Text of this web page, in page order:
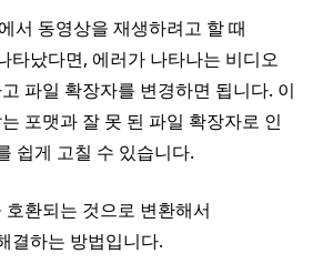
서 동영상을 재생하려고 할 때
타났다면, 에러가 나타나는 비디오
파일 확장자를 변경하면 됩니다. 이
포맷과 잘 못 된 파일 확장자로 인
쉽게 고칠 수 있습니다.
환되는 것으로 변환해서
결하는 방법입니다.